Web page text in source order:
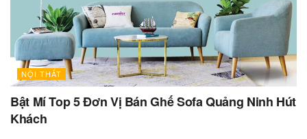
NỘI THẤT
Bật Mí Top 5 Đơn Vị Bán Ghế Sofa Quảng Ninh Hút
Khách